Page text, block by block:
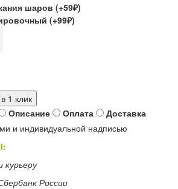
шаров (+59₽)
(+99₽)
1 клик
Описание Оплата
Доставка
и индивидуальной надписью
России